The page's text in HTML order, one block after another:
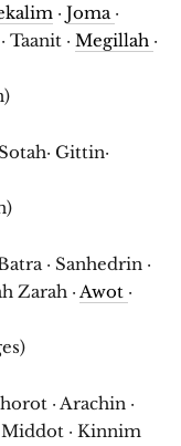
· Joma ·
Taanit · Megillah ·
Gittin·
· Sanhedrin ·
Zarah · Awot ·
· Arachin ·
Middot · Kinnim